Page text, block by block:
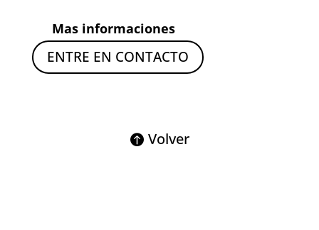
Mas informaciones
ENTRE EN CONTACTO
Volver